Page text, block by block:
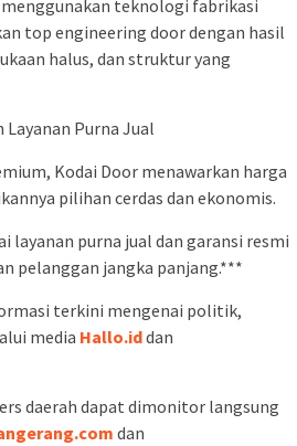
teknologi fabrikasi
top engineering door dengan hasil
halus, dan struktur yang
Layanan Purna Jual
Kodai Door menawarkan harga
pilihan cerdas dan ekonomis.
layanan purna jual dan garansi resmi
pelanggan jangka panjang.***
terkini mengenai politik,
media Hallo.iddan
daerah dapat dimonitor langsung
dan